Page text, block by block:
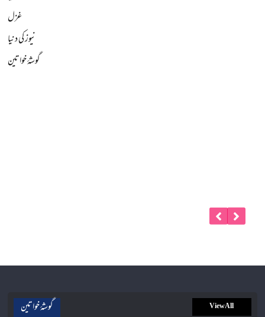
غزل
نیوز کی دنیا
گوشۂ خواتین
گوشۂ خواتین View All